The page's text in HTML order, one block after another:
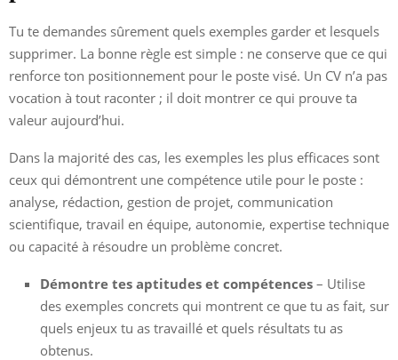
Tu te demandes sûrement quels exemples garder et lesquels
supprimer. La bonne règle est simple : ne conserve que ce qui
renforce ton positionnement pour le poste visé. Un CV n’a pas
vocation à tout raconter ; il doit montrer ce qui prouve ta
valeur aujourd’hui.
Dans la majorité des cas, les exemples les plus efficaces sont
ceux qui démontrent une compétence utile pour le poste :
analyse, rédaction, gestion de projet, communication
scientifique, travail en équipe, autonomie, expertise technique
ou capacité à résoudre un problème concret.
Démontre tes aptitudes et compétences – Utilise
des exemples concrets qui montrent ce que tu as fait, sur
quels enjeux tu as travaillé et quels résultats tu as
obtenus.